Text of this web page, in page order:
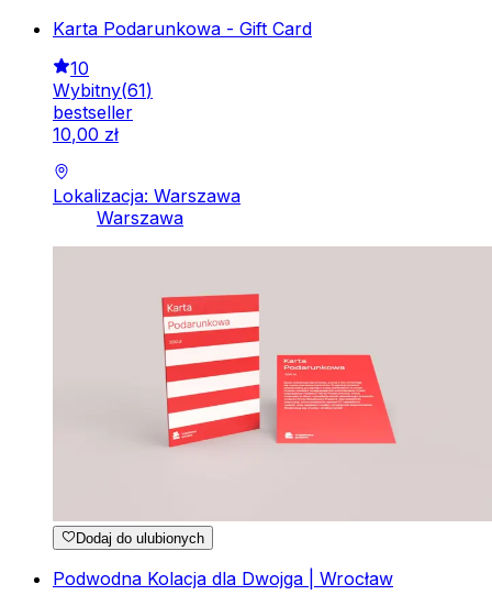
Karta Podarunkowa - Gift Card
10
Wybitny(61)
bestseller
10,00 zł
Lokalizacja: Warszawa
Warszawa
Dodaj do ulubionych
Podwodna Kolacja dla Dwojga | Wrocław